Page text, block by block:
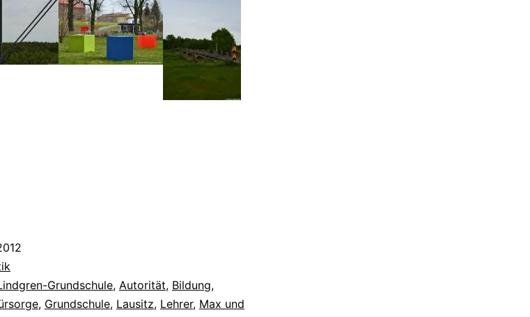
Grundschule, Autorität, Bildung,
, Grundschule, Lausitz, Lehrer, Max und